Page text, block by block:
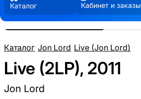
Каталог Кабинет и заказы
Каталог/Jon Lord/Live (Jon Lord)
Live (2LP), 2011
Jon Lord
Реальные фото пластинки.
Нажмите, чтобы увеличить